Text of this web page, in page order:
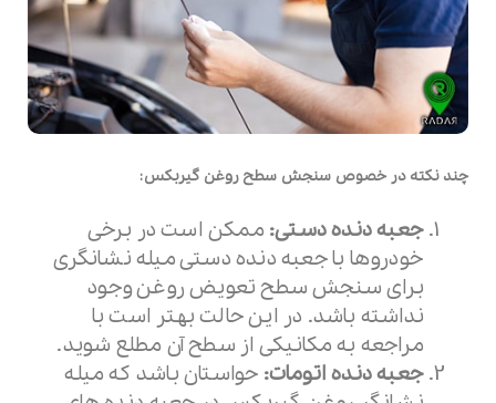
چند نکته در خصوص سنجش سطح روغن گیربکس:
جعبه دنده دستی: ممکن است در برخی
خودروها با جعبه دنده دستی میله نشانگری
برای سنجش سطح تعویض روغن وجود
نداشته باشد. در این حالت بهتر است با
مراجعه به مکانیکی از سطح آن مطلع شوید.
جعبه دنده اتومات: حواستان باشد که میله